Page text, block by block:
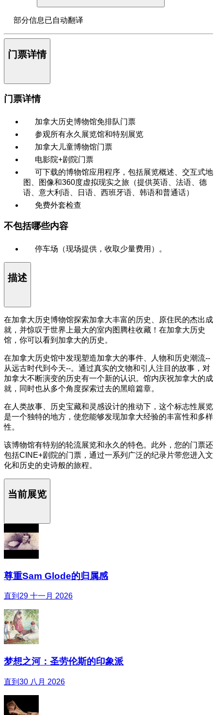
部分信息已自动翻译
门票详情
门票详情
加拿大历史博物馆免排队门票
参观所有永久展览馆和特别展览
加拿大儿童博物馆门票
电影院+剧院门票
可下载的博物馆应用程序，包括展览概述、交互式地
图、图像和360度虚拟现实之旅（提供英语、法语、德
语、意大利语、日语、西班牙语、韩语和普通话）
免费外套检查
不包括哪些内容
停车场（现场提供，收取少量费用）。
描述
在加拿大历史博物馆探索加拿大丰富的历史、原住民的杰出成
就，并惊叹于世界上最大的室内图腾柱收藏！在加拿大历史
馆，你可以看到加拿大的历史。
在加拿大历史馆中发现塑造加拿大的事件、人物和历史潮流--
从远古时代到今天--。通过真实的文物和引人注目的故事，对
加拿大不断演变的历史有一个新的认识。馆内庆祝加拿大的成
就，同时也从多个角度探索过去的黑暗篇章。
在人类故事、历史宝藏和灵感设计的推动下，这个标志性展览
是一个独特的地方，使您能够发现加拿大经验的丰富性和多样
性。
该博物馆有特别的轮流展览和永久的特色。此外，您的门票还
包括CINE+剧院的门票，通过一系列广泛的纪录片带您进入文
化和历史的史诗般的旅程。
当前展览
尊重Sam Glode的归属感
直到29 十一月 2026
梦想之河：圣劳伦斯的印象派
直到30 八月 2026